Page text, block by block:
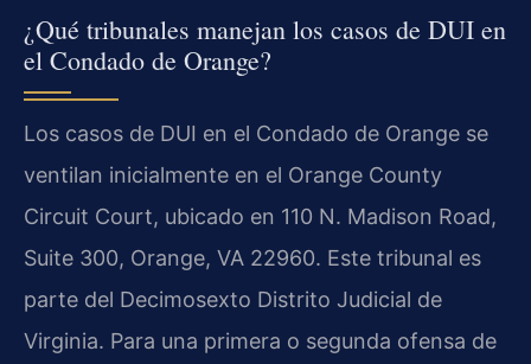
¿Qué tribunales manejan los casos de DUI en
el Condado de Orange?
Los casos de DUI en el Condado de Orange se
ventilan inicialmente en el Orange County
Circuit Court, ubicado en 110 N. Madison Road,
Suite 300, Orange, VA 22960. Este tribunal es
parte del Decimosexto Distrito Judicial de
Virginia. Para una primera o segunda ofensa de